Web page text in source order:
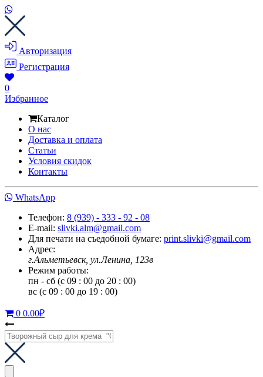
Авторизация
Регистрация
0
Избранное
Каталог
О нас
Доставка и оплата
Статьи
Условия скидок
Контакты
WhatsApp
Телефон: 8 (939) - 333 - 92 - 08
E-mail: slivki.alm@gmail.com
Для печати на съедобной бумаге: print.slivki@gmail.com
Адрес:
г.Альметьевск, ул.Ленина, 123в
Режим работы:
пн - сб (с 09 : 00 до 20 : 00)
вс (с 09 : 00 до 19 : 00)
0 0.00₽